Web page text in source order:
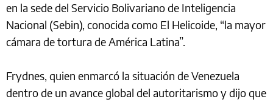
en la sede del Servicio Bolivariano de Inteligencia
Nacional (Sebin), conocida como El Helicoide, “la mayor
cámara de tortura de América Latina”.
Frydnes, quien enmarcó la situación de Venezuela
dentro de un avance global del autoritarismo y dijo que